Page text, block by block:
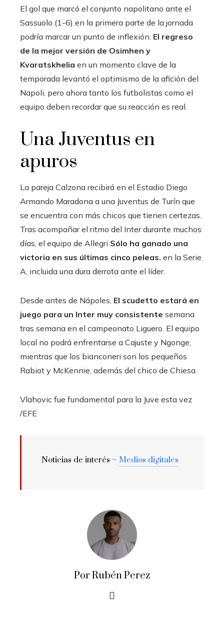
El gol que marcó el conjunto napolitano ante el
Sassuolo (1-6) en la primera parte de la jornada
podría marcar un punto de inflexión. El regreso
de la mejor versión de Osimhen y
Kvaratskhelia en un momento clave de la
temporada levantó el optimismo de la afición del
Napoli, pero ahora tanto los futbolistas como el
equipo deben recordar que su reacción es real.
Una Juventus en
apuros
La pareja Calzona recibirá en el Estadio Diego
Armando Maradona a una Juventus de Turín que
se encuentra con más chicos que tienen certezas.
Tras acompañar el ritmo del Inter durante muchos
días, el equipo de Allegri Sólo ha ganado una
victoria en sus últimas cinco peleas. en la Serie
A, incluida una dura derrota ante el líder.
Desde antes de Nápoles, El scudetto estará en
juego para un Inter muy consistente semana
tras semana en el campeonato Liguero. El equipo
local no podrá enfrentarse a Cajuste y Ngonge,
mientras que los bianconeri son los pequeños
Rabiot y McKennie, además del chico de Chiesa.
Vlahovic fue fundamental para la Juve esta vez
/EFE
Noticias de interés – Medios digitales
Por Rubén Perez